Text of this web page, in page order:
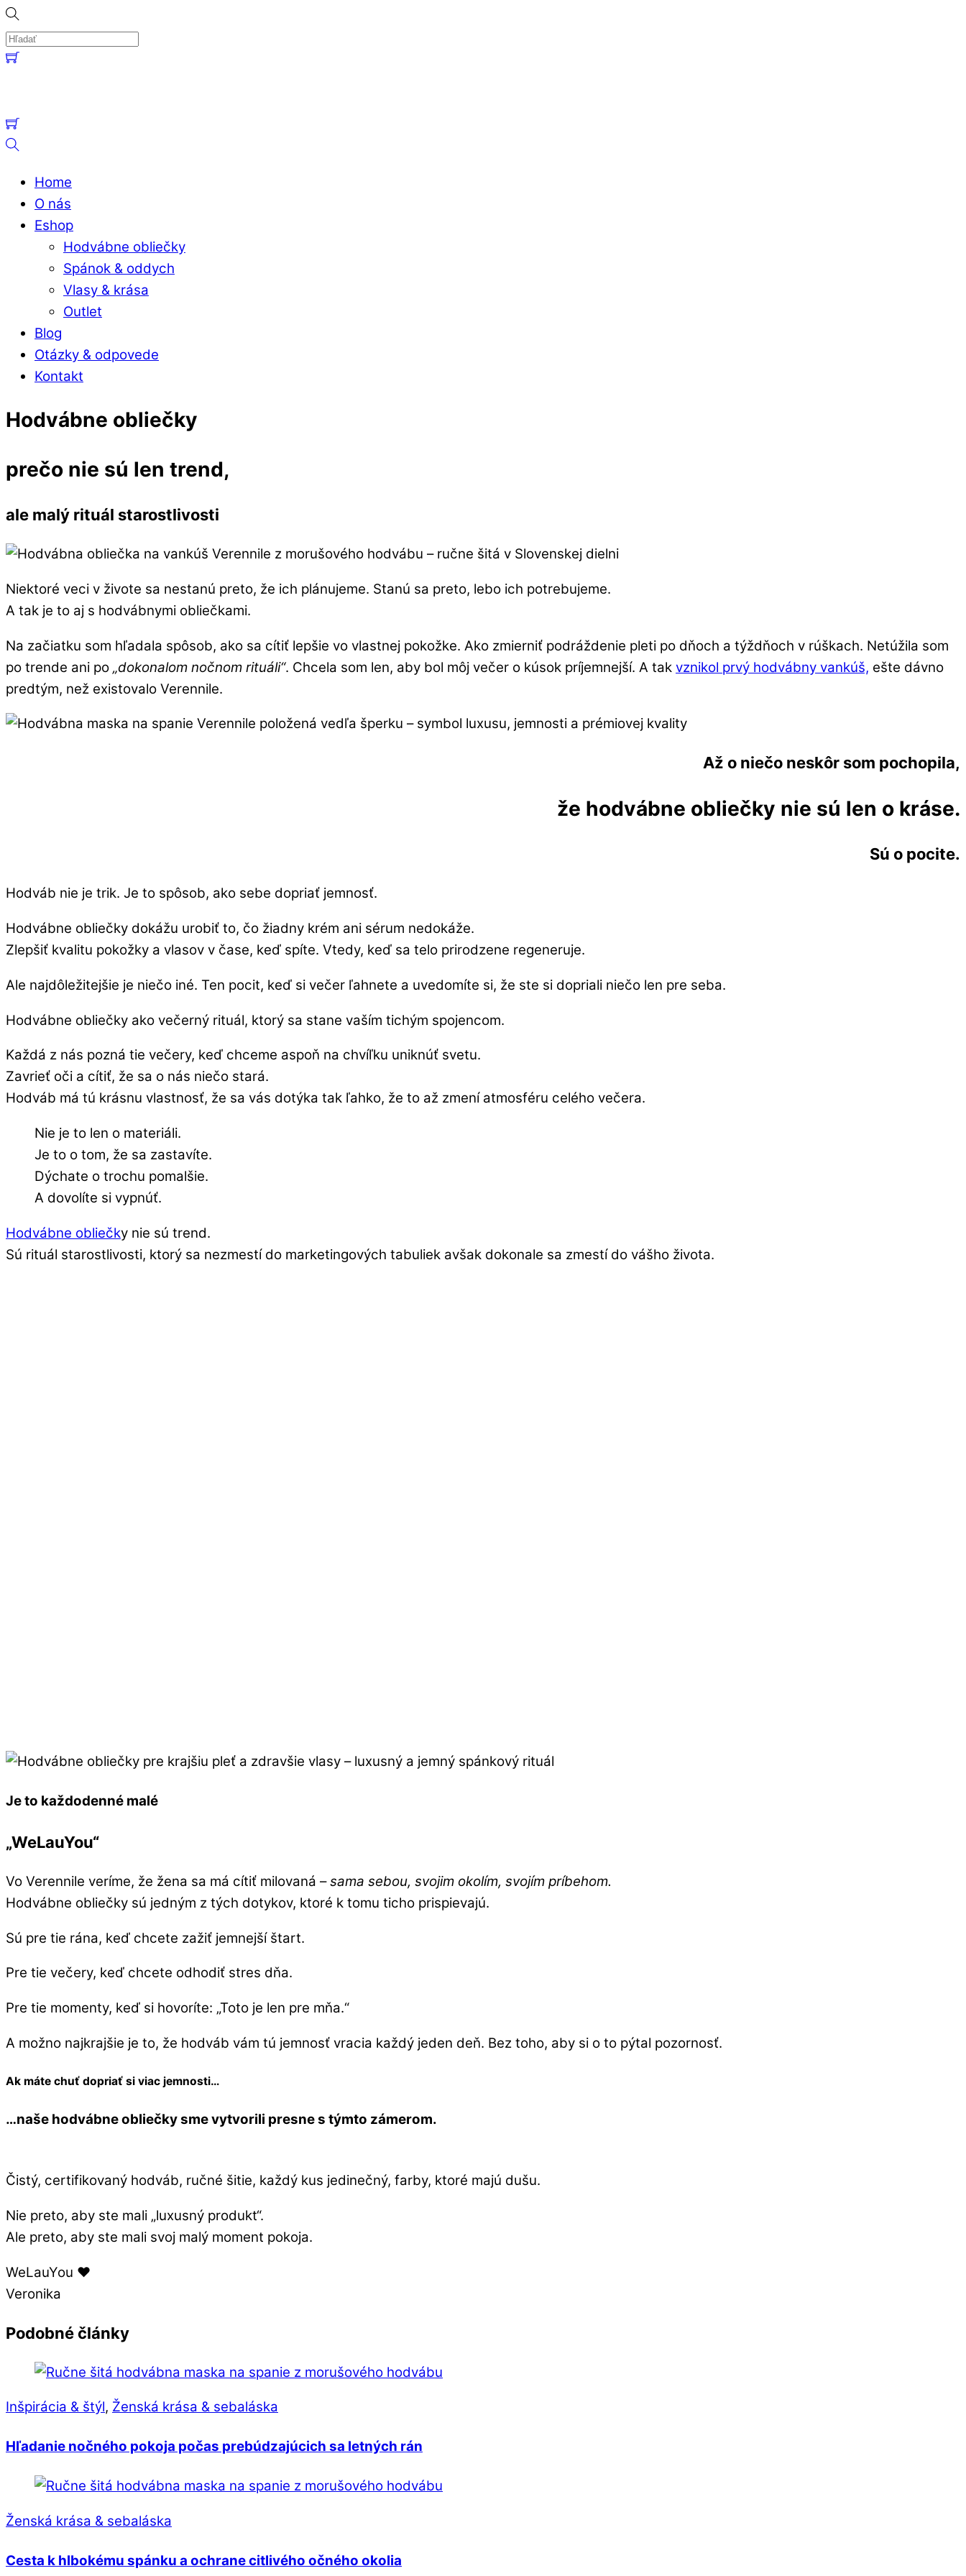
Skip
to
content
Menu
Cart
Cart
Hľadať
Home
O nás
Eshop
Hodvábne obliečky
Spánok & oddych
Vlasy & krása
Outlet
Blog
Otázky & odpovede
Kontakt
Close
Menu
Close
Cart
Hodvábne obliečky
prečo nie sú len trend,
ale malý rituál starostlivosti
Niektoré veci v živote sa nestanú preto, že ich plánujeme. Stanú sa preto, lebo ich potrebujeme.
A tak je to aj s hodvábnymi obliečkami.
Na začiatku som hľadala spôsob, ako sa cítiť lepšie vo vlastnej pokožke. Ako zmierniť podráždenie pleti po dňoch a týždňoch v rúškach. Netúžila som
po trende ani po „dokonalom nočnom rituáli“. Chcela som len, aby bol môj večer o kúsok príjemnejší. A tak vznikol prvý hodvábny vankúš, ešte dávno
predtým, než existovalo Verennile.
Až o niečo neskôr som pochopila,
že hodvábne obliečky nie sú len o kráse.
Sú o pocite.
Hodváb nie je trik. Je to spôsob, ako sebe dopriať jemnosť.
Hodvábne obliečky dokážu urobiť to, čo žiadny krém ani sérum nedokáže.
Zlepšiť kvalitu pokožky a vlasov v čase, keď spíte. Vtedy, keď sa telo prirodzene regeneruje.
Ale najdôležitejšie je niečo iné. Ten pocit, keď si večer ľahnete a uvedomíte si, že ste si dopriali niečo len pre seba.
Hodvábne obliečky ako večerný rituál, ktorý sa stane vaším tichým spojencom.
Každá z nás pozná tie večery, keď chceme aspoň na chvíľku uniknúť svetu.
Zavrieť oči a cítiť, že sa o nás niečo stará.
Hodváb má tú krásnu vlastnosť, že sa vás dotýka tak ľahko, že to až zmení atmosféru celého večera.
Nie je to len o materiáli.
Je to o tom, že sa zastavíte.
Dýchate o trochu pomalšie.
A dovolíte si vypnúť.
Hodvábne obliečky nie sú trend.
Sú rituál starostlivosti, ktorý sa nezmestí do marketingových tabuliek avšak dokonale sa zmestí do vášho života.
Je to každodenné malé
„WeLauYou“
Vo Verennile veríme, že žena sa má cítiť milovaná –sama sebou, svojim okolím, svojím príbehom.
Hodvábne obliečky sú jedným z tých dotykov, ktoré k tomu ticho prispievajú.
Sú pre tie rána, keď chcete zažiť jemnejší štart.
Pre tie večery, keď chcete odhodiť stres dňa.
Pre tie momenty, keď si hovoríte: „Toto je len pre mňa.“
A možno najkrajšie je to, že hodváb vám tú jemnosť vracia každý jeden deň. Bez toho, aby si o to pýtal pozornosť.
Ak máte chuť dopriať si viac jemnosti…
…naše hodvábne obliečky sme vytvorili presne s týmto zámerom.
Čistý, certifikovaný hodváb, ručné šitie, každý kus jedinečný, farby, ktoré majú dušu.
Nie preto, aby ste mali „luxusný produkt“.
Ale preto, aby ste mali svoj malý moment pokoja.
WeLauYou ❤️
Veronika
Podobné články
Inšpirácia & štýl, Ženská krása & sebaláska
Hľadanie nočného pokoja počas prebúdzajúcich sa letných rán
Ženská krása & sebaláska
Cesta k hlbokému spánku a ochrane citlivého očného okolia